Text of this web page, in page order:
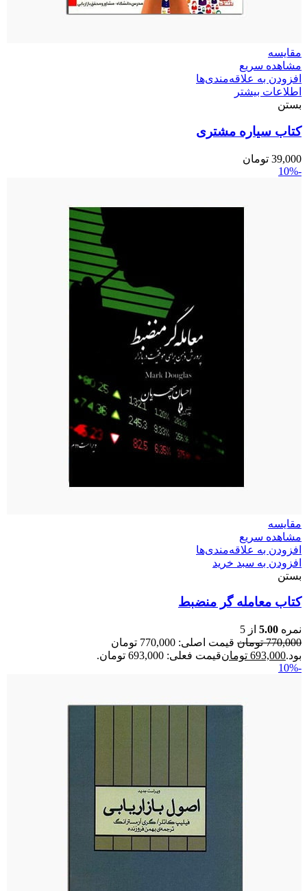
مقایسه
مشاهده سریع
افزودن به علاقه‌مندی‌ها
اطلاعات بیشتر
بستن
کتاب سیاره مشتری
39,000 تومان
-10%
مقایسه
مشاهده سریع
افزودن به علاقه‌مندی‌ها
افزودن به سبد خرید
بستن
کتاب معامله گر منضبط
نمره 5.00 از 5
770,000 تومان
قیمت اصلی: 770,000 تومان
بود.693,000 تومانقیمت فعلی: 693,000 تومان.
-10%